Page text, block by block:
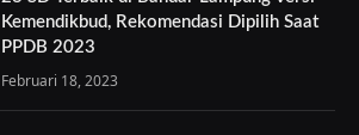
Kemendikbud, Rekomendasi Dipilih Saat
PPDB 2023
Februari 18, 2023